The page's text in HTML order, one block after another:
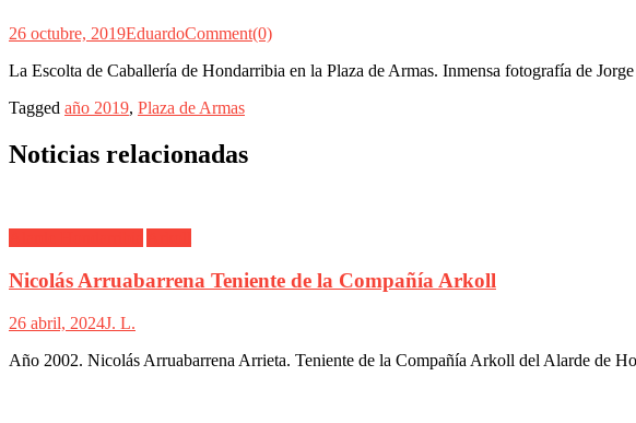
26 octubre, 2019EduardoComment(0)
La Escolta de Caballería de Hondarribia en la Plaza de Armas. Inmensa fotografía de
Tagged año 2019, Plaza de Armas
Noticias relacionadas
Nicolás Arruabarrena Teniente de la Compañía Arkoll
26 abril, 2024J. L.
Año 2002. Nicolás Arruabarrena Arrieta. Teniente de la Compañía Arkoll del Alarde de